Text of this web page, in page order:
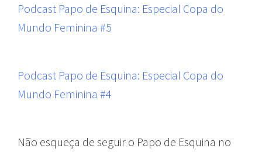
Podcast Papo de Esquina: Especial Copa do
Mundo Feminina #5
Podcast Papo de Esquina: Especial Copa do
Mundo Feminina #4
Não esqueça de seguir o Papo de Esquina no